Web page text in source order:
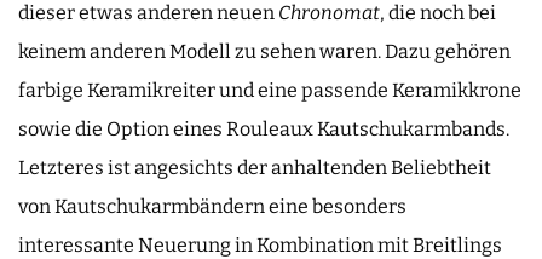
dieser etwas anderen neuen Chronomat, die noch bei
keinem anderen Modell zu sehen waren. Dazu gehören
farbige Keramikreiter und eine passende Keramikkrone
sowie die Option eines Rouleaux Kautschukarmbands.
Letzteres ist angesichts der anhaltenden Beliebtheit
von Kautschukarmbändern eine besonders
interessante Neuerung in Kombination mit Breitlings